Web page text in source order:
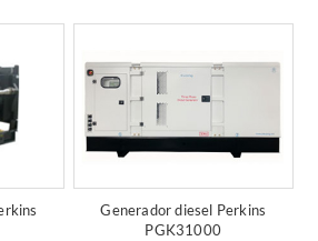
Generador diesel Perkins
PGK31000